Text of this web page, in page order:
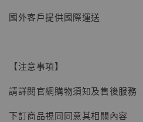
【現貨】BJSTUDIO 1/
NT$ 4,980
NT$ 5,300
國外客戶提供國際運送
【注意事項】
請詳閱官網購物須知及售後服務
下訂商品視同同意其相關內容